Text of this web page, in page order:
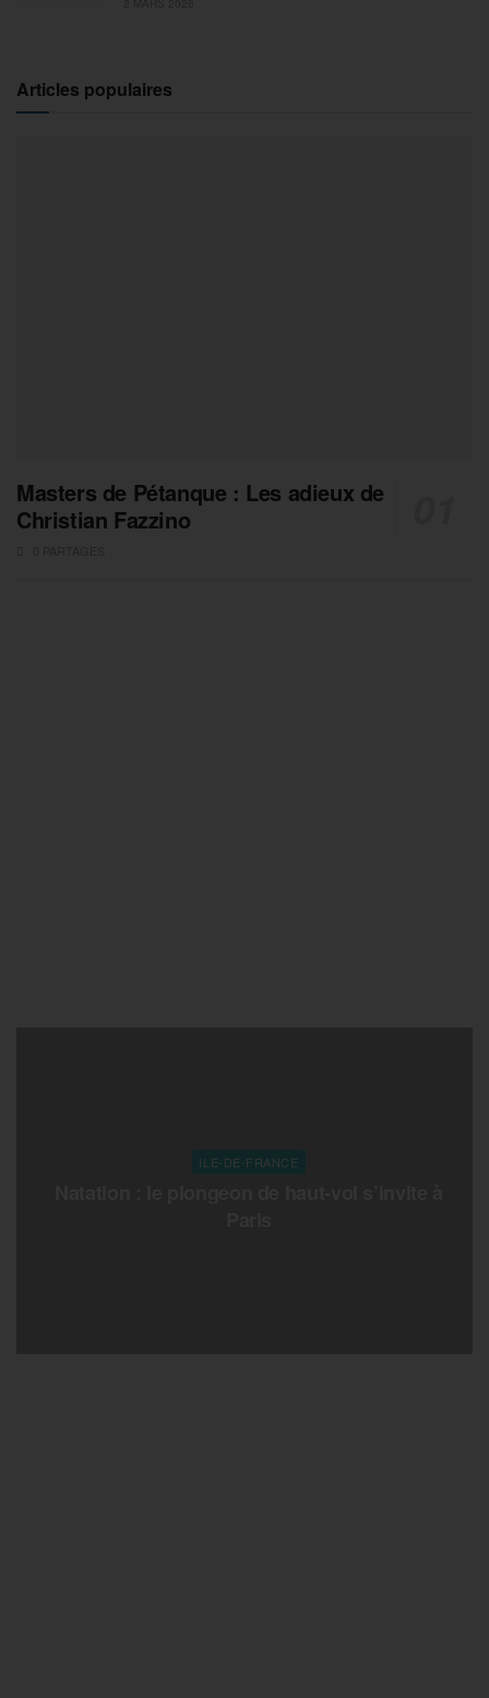
Articles populaires
Masters de Pétanque : Les adieux de
Christian Fazzino
ILE-DE-FRANCE